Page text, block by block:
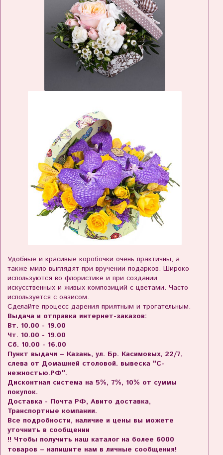
Удобные и красивые коробочки очень практичны, а
также мило выглядят при вручении подарков. Широко
используются во флористике и при создании
искусственных и живых композиций с цветами. Часто
используется с оазисом.
Сделайте процесс дарения приятным и трогательным.
Выдача и отправка интернет-заказов:
Вт. 10.00 - 19.00
Чт. 10.00 - 19.00
Сб. 10.00 - 16.00
Пункт выдачи – Казань, ул. Бр. Касимовых, 22/7,
слева от Домашней столовой. вывеска "С-
нежностью.РФ".
Дисконтная система на 5%, 7%, 10% от суммы
покупок.
Доставка - Почта РФ, Авито доставка,
Транспортные компании.
Все подробности, наличие и цены вы можете
уточнить в сообщении
!! Чтобы получить наш каталог на более 6000
товаров – напишите нам в личные сообщения!